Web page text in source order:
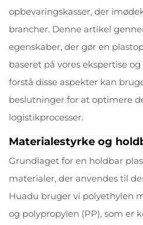
opbevaringskasser, der
brancher. Denne artikel
egenskaber, der gør en
baseret på vores ekspertise
forstå disse aspekter kan
beslutninger for at optimere
logistikprocesser.
Materialestyrke og
Grundlaget for en holdbar
materialer, der anvendes til
Huadu bruger vi polyethylen
og polypropylen (PP), som er